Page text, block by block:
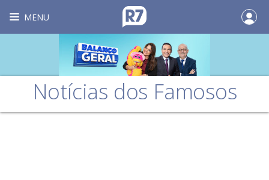
MENU
Notícias dos Famosos